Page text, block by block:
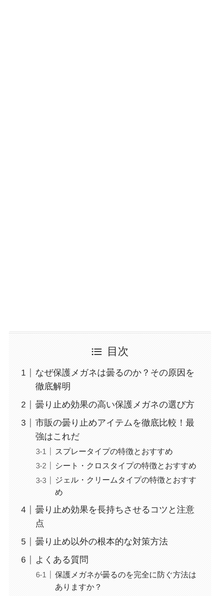
目次
なぜ保護メガネは曇るのか？その原因を
徹底解明
曇り止め効果の高い保護メガネの選び方
市販の曇り止めアイテムを徹底比較！最
強はこれだ
スプレータイプの特徴とおすすめ
シート・クロスタイプの特徴とおすすめ
ジェル・クリームタイプの特徴とおすす
め
曇り止め効果を長持ちさせるコツと注意
点
曇り止め以外の根本的な対策方法
よくある質問
保護メガネが曇るのを完全に防ぐ方法は
ありますか？